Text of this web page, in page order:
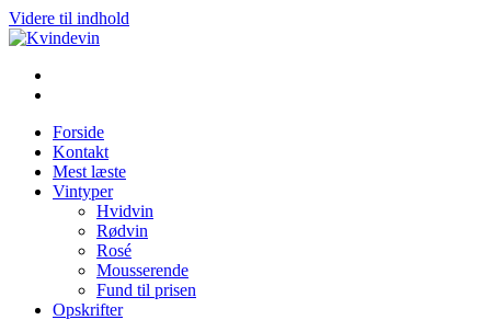
Videre til indhold
Kvindevin
Blog om vin for kvinder (& andre mennesker)
Forside
Kontakt
Mest læste
Vintyper
Hvidvin
Rødvin
Rosé
Mousserende
Fund til prisen
Opskrifter